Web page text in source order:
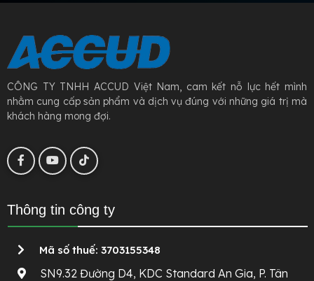
CÔNG TY TNHH ACCUD Việt Nam, cam kết nỗ lực hết mình
nhằm cung cấp sản phẩm và dịch vụ đúng với những giá trị mà
khách hàng mong đợi.
Thông tin công ty
Mã số thuế: 3703155348
SN9.32 Đường D4, KDC Standard An Gia, P. Tân